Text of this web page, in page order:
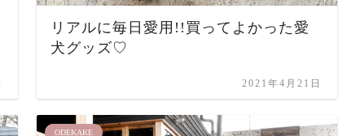
リアルに毎日愛用!!買ってよかった愛
犬グッズ♡
2021年4月21日
ODEKAKE